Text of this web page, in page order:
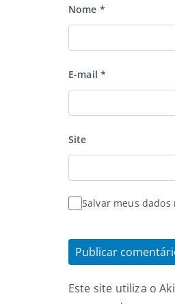
Nome *
E-mail*
Site
Salvar meus
Este site utiliza o